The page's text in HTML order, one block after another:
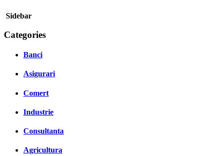
Sidebar
Categories
Banci
Asigurari
Comert
Industrie
Consultanta
Agricultura